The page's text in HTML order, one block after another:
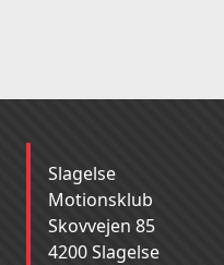
Slagelse
Motionsklub
Skovvejen 85
4200 Slagelse